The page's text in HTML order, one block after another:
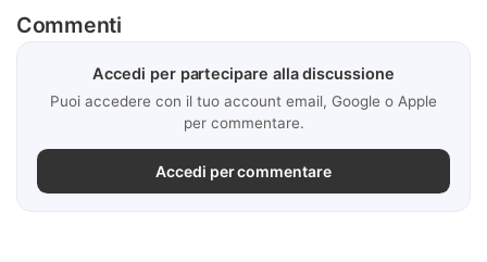
Commenti
Accedi per partecipare alla discussione
Puoi accedere con il tuo account email, Google o Apple
per commentare.
Accedi per commentare